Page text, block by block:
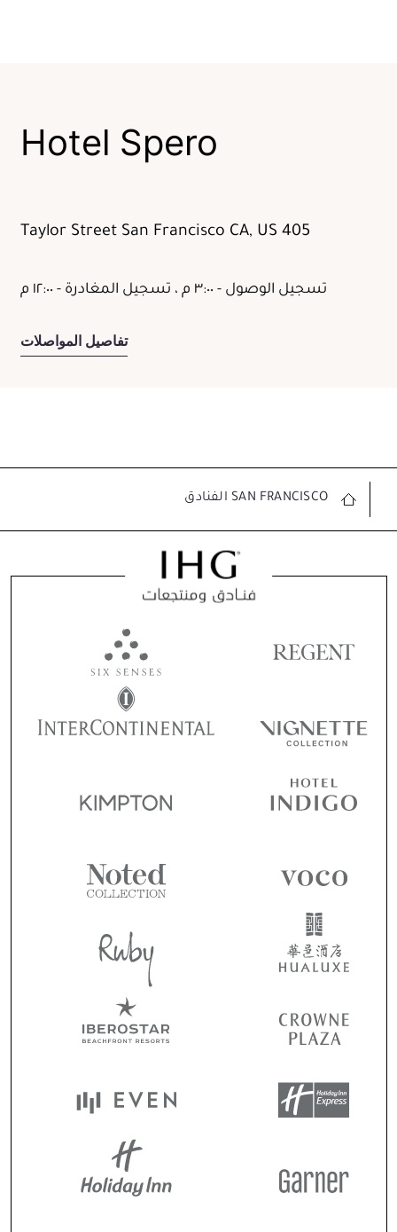
Hotel Spero
405 Taylor Street San Francisco CA, US
تسجيل الوصول - ٣:٠٠ م ، تسجيل المغادرة - ١٢:٠٠ م
تفاصيل المواصلات
SAN FRANCISCO الفنادق